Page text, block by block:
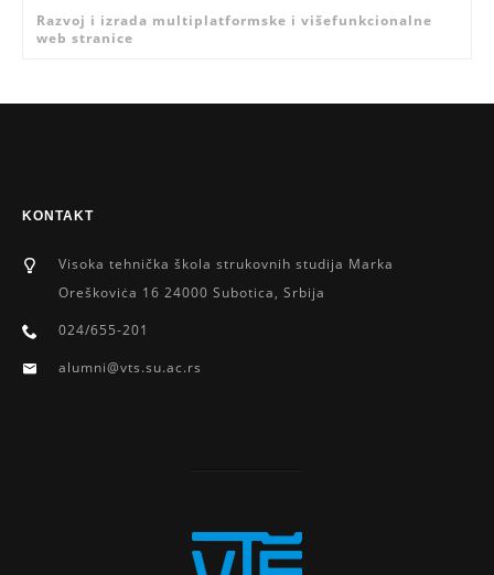
Razvoj i izrada multiplatformske i višefunkcionalne
web stranice
KONTAKT
Visoka tehnička škola strukovnih studija Marka
Oreškoviċa 16 24000 Subotica, Srbija
024/655-201
alumni@vts.su.ac.rs